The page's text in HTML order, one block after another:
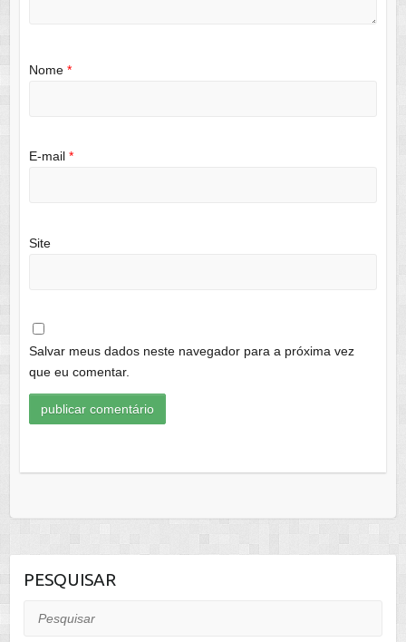
Nome *
E-mail *
Site
Salvar meus dados neste navegador para a próxima vez
que eu comentar.
PESQUISAR
Pesquisar